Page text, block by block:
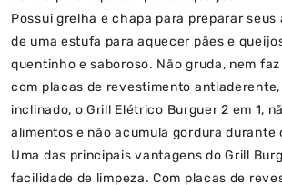
Possui grelha e chapa para preparar seus
de uma estufa para aquecer pães e
quentinho e saboroso. Não gruda, nem
com placas de revestimento antiaderente,
inclinado, o Grill Elétrico Burguer 2 em 1,
alimentos e não acumula gordura durante
Uma das principais vantagens do Grill
facilidade de limpeza. Com placas de